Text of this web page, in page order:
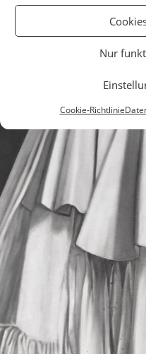
Nur
Cookie-Richtlinie